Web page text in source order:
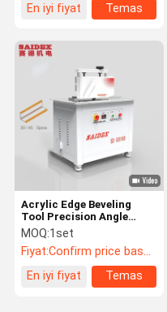
En iyi fiyat
Temas
Acrylic Edge Beveling
Tool Precision Angle
Adjustable Straight And
Beveling With Dust
Extractor (Akrilik Kenar
Beveling Aracı)
MOQ:1set
Fiyat:Confirm price based on product
En iyi fiyat
Temas